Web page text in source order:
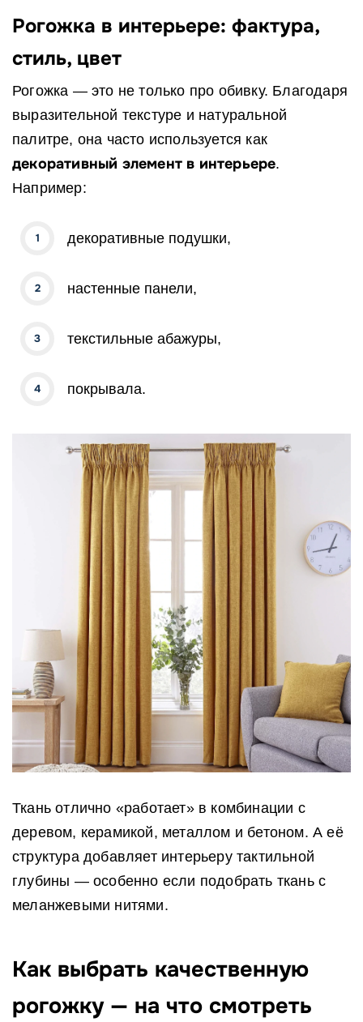
Рогожка в интерьере: фактура,
стиль, цвет
Рогожка — это не только про обивку. Благодаря
выразительной текстуре и натуральной
палитре, она часто используется как
декоративный элемент в интерьере.
Например:
декоративные подушки,
настенные панели,
текстильные абажуры,
покрывала.
Ткань отлично «работает» в комбинации с
деревом, керамикой, металлом и бетоном. А её
структура добавляет интерьеру тактильной
глубины — особенно если подобрать ткань с
меланжевыми нитями.
Как выбрать качественную
рогожку — на что смотреть